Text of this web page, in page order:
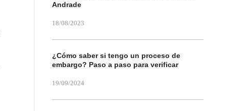
Andrade
18/08/2023
¿Cómo saber si tengo un proceso de
embargo? Paso a paso para verificar
19/09/2024